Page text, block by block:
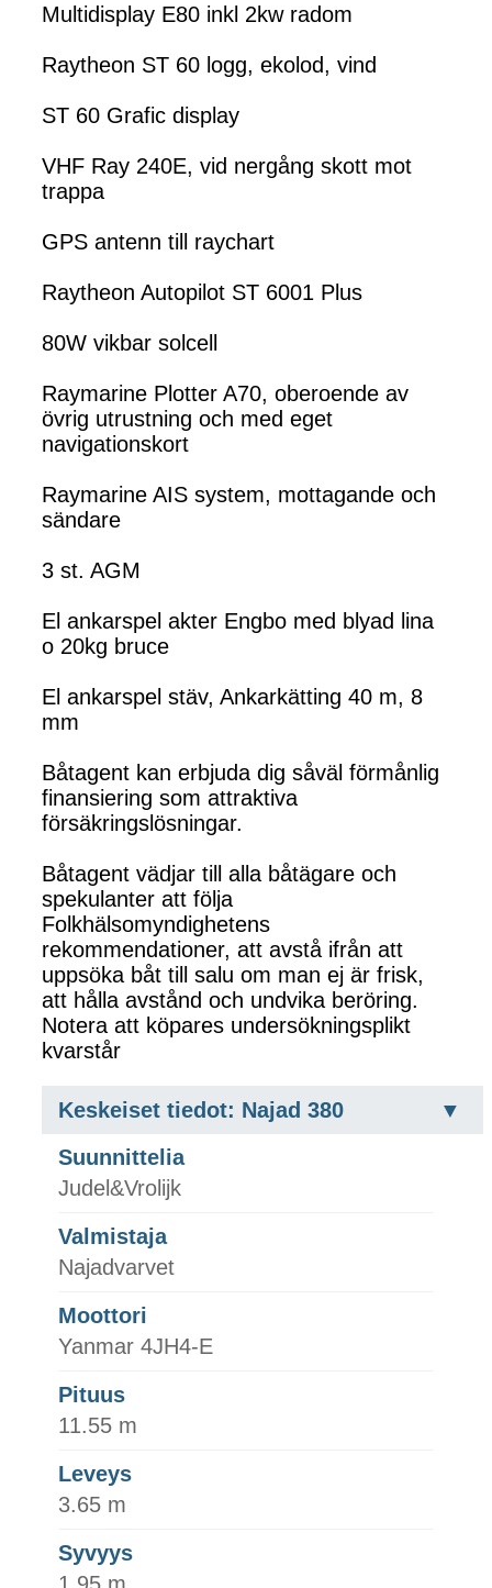
Multidisplay E80 inkl 2kw radom
Raytheon ST 60 logg, ekolod, vind
ST 60 Grafic display
VHF Ray 240E, vid nergång skott mot
trappa
GPS antenn till raychart
Raytheon Autopilot ST 6001 Plus
80W vikbar solcell
Raymarine Plotter A70, oberoende av
övrig utrustning och med eget
navigationskort
Raymarine AIS system, mottagande och
sändare
3 st. AGM
El ankarspel akter Engbo med blyad lina
o 20kg bruce
El ankarspel stäv, Ankarkätting 40 m, 8
mm
Båtagent kan erbjuda dig såväl förmånlig
finansiering som attraktiva
försäkringslösningar.
Båtagent vädjar till alla båtägare och
spekulanter att följa
Folkhälsomyndighetens
rekommendationer, att avstå ifrån att
uppsöka båt till salu om man ej är frisk,
att hålla avstånd och undvika beröring.
Notera att köpares undersökningsplikt
kvarstår
Keskeiset tiedot: Najad 380
Suunnittelia
Judel&Vrolijk
Valmistaja
Najadvarvet
Moottori
Yanmar 4JH4-E
Pituus
11.55 m
Leveys
3.65 m
Syvyys